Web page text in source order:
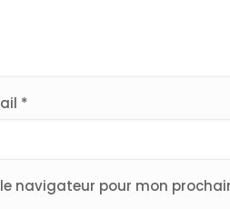
*
navigateur pour mon